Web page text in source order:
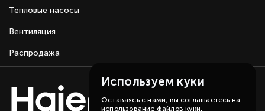
Тепловые насосы
Вентиляция
Распродажа
Используем куки
Оставаясь с нами, вы соглашаетесь на
использование файлов куки.